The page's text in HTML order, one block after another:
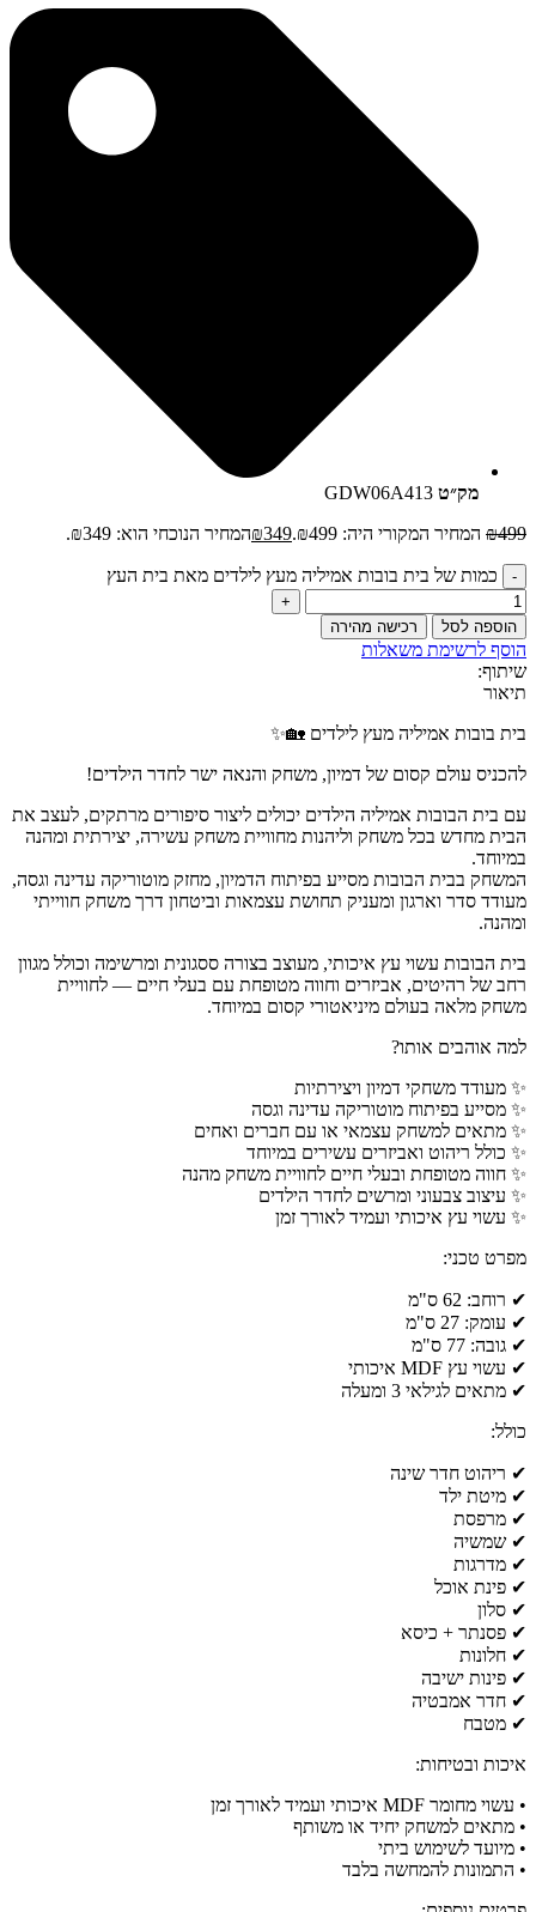
מק״ט
₪499 המחיר המקורי היה: ₪499. ₪349 המחיר הנוכחי הוא: ₪349.
כמות של בית בובות אמיליה מעץ לילדים מאת בית העץ
הוספה לסל רכישה מהירה
הוסף לרשימת משאלות
שיתוף:
תיאור
בית בובות אמיליה מעץ לילדים 🏡✨
להכניס עולם קסום של דמיון, משחק והנאה ישר לחדר הילדים!
עם בית הבובות אמיליה הילדים יכולים ליצור סיפורים מרתקים, לעצב את
הבית מחדש בכל משחק וליהנות מחוויית משחק עשירה, יצירתית ומהנה
במיוחד.
המשחק בבית הבובות מסייע בפיתוח הדמיון, מחזק מוטוריקה עדינה וגסה,
מעודד סדר וארגון ומעניק תחושת עצמאות וביטחון דרך משחק חווייתי
ומהנה.
בית הבובות עשוי עץ איכותי, מעוצב בצורה ססגונית ומרשימה וכולל מגוון
רחב של רהיטים, אביזרים וחווה מטופחת עם בעלי חיים — לחוויית
משחק מלאה בעולם מיניאטורי קסום במיוחד.
למה אוהבים אותו?
✨ מעודד משחקי דמיון ויצירתיות
✨ מסייע בפיתוח מוטוריקה עדינה וגסה
✨ מתאים למשחק עצמאי או עם חברים ואחים
✨ כולל ריהוט ואביזרים עשירים במיוחד
✨ חווה מטופחת ובעלי חיים לחוויית משחק מהנה
✨ עיצוב צבעוני ומרשים לחדר הילדים
✨ עשוי עץ איכותי ועמיד לאורך זמן
מפרט טכני:
✔ רוחב: 62 ס"מ
✔ עומק: 27 ס"מ
✔ גובה: 77 ס"מ
✔ עשוי עץ MDF איכותי
✔ מתאים לגילאי 3 ומעלה
כולל:
✔ ריהוט חדר שינה
✔ מיטת ילד
✔ מרפסת
✔ שמשיה
✔ מדרגות
✔ פינת אוכל
✔ סלון
✔ פסנתר + כיסא
✔ חלונות
✔ פינות ישיבה
✔ חדר אמבטיה
✔ מטבח
איכות ובטיחות:
• עשוי מחומר MDF איכותי ועמיד לאורך זמן
• מתאים למשחק יחיד או משותף
• מיועד לשימוש ביתי
• התמונות להמחשה בלבד